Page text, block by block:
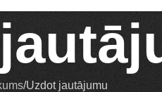
Uzdot jautājumu